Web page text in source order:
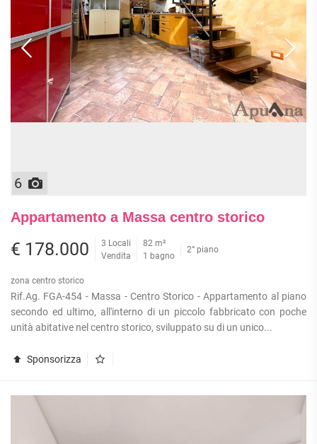
ATTICI
CASE
INDIPENDENTI
LOFT
MANSARDE
RUSTICI E
COMMERCIALI
TERRENI
AGRICOLI
COMMERCIALI
EDIFICABILI
VILLE DI LUSSO
VILLE CON GIARDINO
VILLETTE A SCHIERA
APPARTAMENTI
MONOLOCALI
BILOCALI
TRILOCALI
ATTICI
MANSARDE
LABORATORI
MAGAZZINI
NEGOZI
UFFICI
COMMERCIALI
GESTIONE
FREQUENTI
ARREDATI
TERRA
APPARTAMENTI
PIANO
GIARDINO
6
Appartamento a Massa centro storico
€ 178.000
3 Locali
Vendita
82 m²
1 bagno
2° piano
zona centro storico
Rif.Ag. FGA-454 - Massa - Centro Storico - Appartamento al piano
secondo ed ultimo, all'interno di un piccolo fabbricato con poche
unità abitative nel centro storico, sviluppato su di un unico...
Sponsorizza